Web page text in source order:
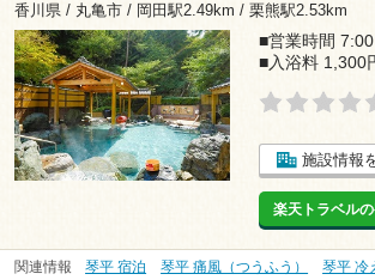
香川県 / 丸亀市 / 岡田駅2.49km / 栗熊駅2.53km
■営業時間
■入浴料 1,300
施設情報
楽天トラベル
関連情報 琴平 宿泊 琴平 痛風（つうふう） 琴平 冷